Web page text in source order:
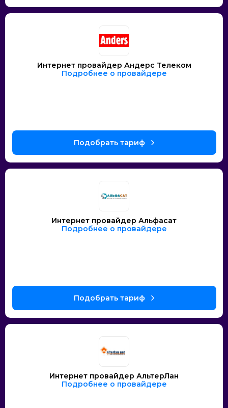
Интернет провайдер Андерс Телеком
Подробнее о провайдере
Интернет провайдер Альфасат
Подробнее о провайдере
Интернет провайдер АльтерЛан
Подробнее о провайдере